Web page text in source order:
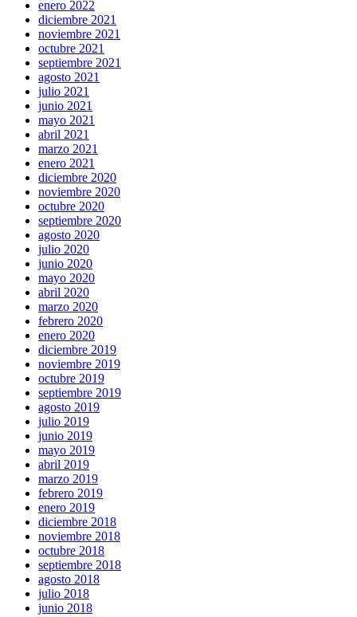
enero 2022
diciembre 2021
noviembre 2021
octubre 2021
septiembre 2021
agosto 2021
julio 2021
junio 2021
mayo 2021
abril 2021
marzo 2021
enero 2021
diciembre 2020
noviembre 2020
octubre 2020
septiembre 2020
agosto 2020
julio 2020
junio 2020
mayo 2020
abril 2020
marzo 2020
febrero 2020
enero 2020
diciembre 2019
noviembre 2019
octubre 2019
septiembre 2019
agosto 2019
julio 2019
junio 2019
mayo 2019
abril 2019
marzo 2019
febrero 2019
enero 2019
diciembre 2018
noviembre 2018
octubre 2018
septiembre 2018
agosto 2018
julio 2018
junio 2018